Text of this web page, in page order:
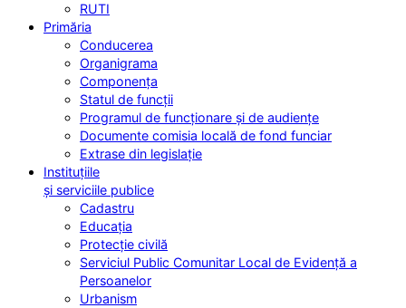
RUTI
Primăria
Conducerea
Organigrama
Componența
Statul de funcții
Programul de funcționare și de audiențe
Documente comisia locală de fond funciar
Extrase din legislație
Instituțiile
și serviciile publice
Cadastru
Educația
Protecție civilă
Serviciul Public Comunitar Local de Evidență a
Persoanelor
Urbanism